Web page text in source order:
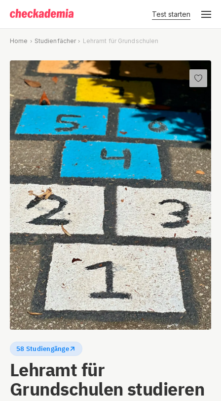
Test starten
Home Studienfächer Lehramt für Grundschulen
58 Studiengänge
Lehramt für
Grundschulen studieren